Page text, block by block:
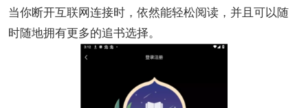
当你断开互联网连接时，依然能轻松阅读，并且可以随
时随地拥有更多的追书选择。